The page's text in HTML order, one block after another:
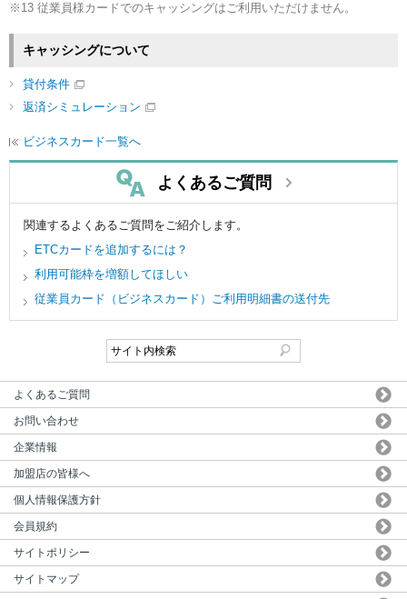
13 従業員様カードでのキャッシングはご利用いただけません。
キャッシングについて
貸付条件
返済シミュレーション
ビジネスカード一覧へ
よくあるご質問
関連するよくあるご質問をご紹介します。
ETCカードを追加するには？
利用可能枠を増額してほしい
従業員カード（ビジネスカード）ご利用明細書の送付先
よくあるご質問
お問い合わせ
企業情報
加盟店の皆様へ
個人情報保護方針
会員規約
サイトポリシー
サイトマップ